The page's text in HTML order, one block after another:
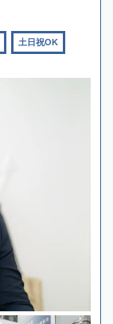
土日祝OK